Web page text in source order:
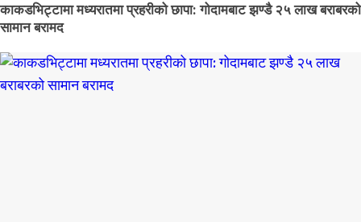
काकडभिट्टामा मध्यरातमा प्रहरीको छापा: गोदामबाट झण्डै २५ लाख बराबरको
सामान बरामद